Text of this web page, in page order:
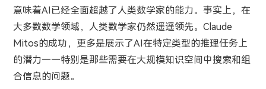
意味着AI已经全面超越了人类数学家的能力。事实上，在
大多数数学领域，人类数学家仍然遥遥领先。Claude
Mitos的成功，更多是展示了AI在特定类型的推理任务上
的潜力——特别是那些需要在大规模知识空间中搜索和组
合信息的问题。